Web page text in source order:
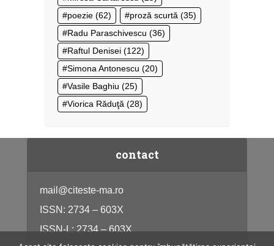
poezie (62) proză scurtă (35)
Radu Paraschivescu (36)
Raftul Denisei (122)
Simona Antonescu (20)
Vasile Baghiu (25)
Viorica Răduţă (28)
contact
mail@citeste-ma.ro
ISSN: 2734 – 603X
ISSN-L: 2734 – 603X